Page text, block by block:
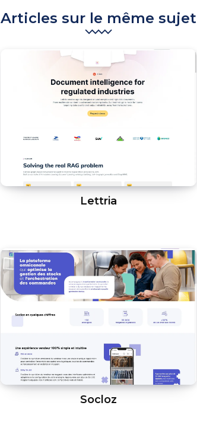
Articles sur le même sujet
Lettria
Socloz